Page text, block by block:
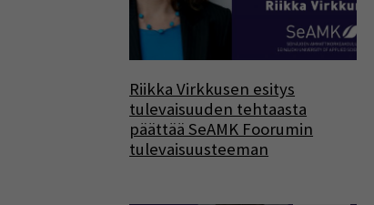
Riikka Virkkusen esitys
tulevaisuuden tehtaasta
päättää SeAMK Foorumin
tulevaisuusteeman